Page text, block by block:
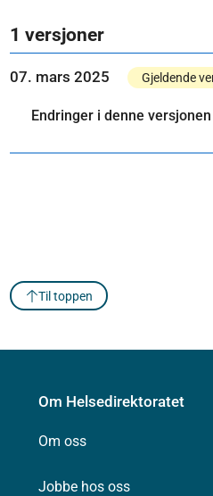
1 versjoner
07. mars 2025 Gjeldende
Endringer i denne versjonen
Til toppen
Om Helsedirektoratet
Om oss
Jobbe hos oss